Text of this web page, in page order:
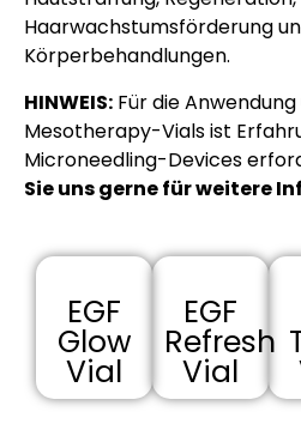
Haarwachstumsförderung
Körperbehandlungen.
HINWEIS: Für die Anwendung
Mesotherapy-Vials ist
Microneedling-Devices
Sie uns gerne für weitere
EGF
Glow
Vial
EGF
Refresh
Vial